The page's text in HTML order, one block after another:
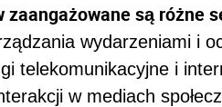
są różne
wydarzeniami i
telekomunikacyjne i
w mediach